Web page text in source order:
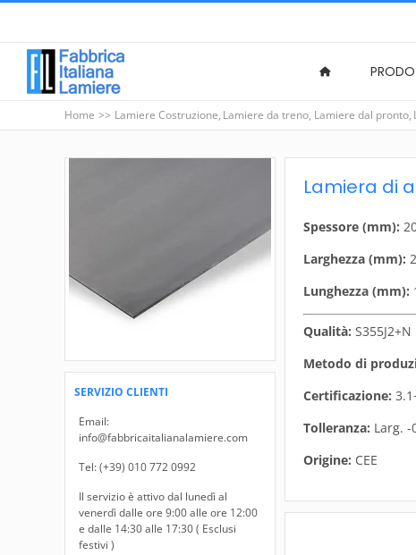
Salta
contenuto
Home Lamiere Costruzione Lamiere da treno Lamiere dal pronto
SERVIZIO CLIENTI
Email:
info@fabbricaitalianalamiere.com
Tel: (+39) 010 772 0992
Il servizio è attivo dal lunedì al
venerdì dalle ore 9:00 alle ore 12:00
e dalle 14:30 alle 17:30 ( Esclusi
festivi )
Lamiera di
Spessore (mm):
Larghezza (mm):
Lunghezza (mm):
Qualità: S355J2+N
Metodo di
Certificazione:
Tolleranza: Larg.
Origine: CEE